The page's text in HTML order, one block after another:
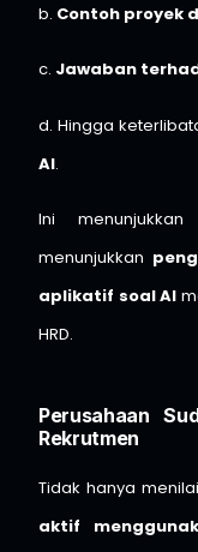
b. Contoh proyek
c. Jawaban
d. Hingga
AI.
Ini
menunjukkan
aplikatif soal AI
HRD.
Perusahaan
Rekrutmen
Tidak hanya
aktif